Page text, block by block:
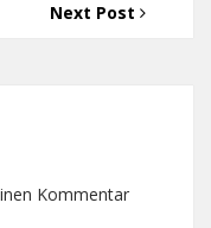
Next Post
Kommentar